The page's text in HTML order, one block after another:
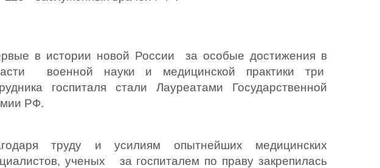
в истории новой России  за особые достижения в
военной науки и медицинской практики три
госпиталя стали Лауреатами Государственной
РФ.
труду и усилиям опытнейших медицинских
ученых   за госпиталем по праву закрепилась